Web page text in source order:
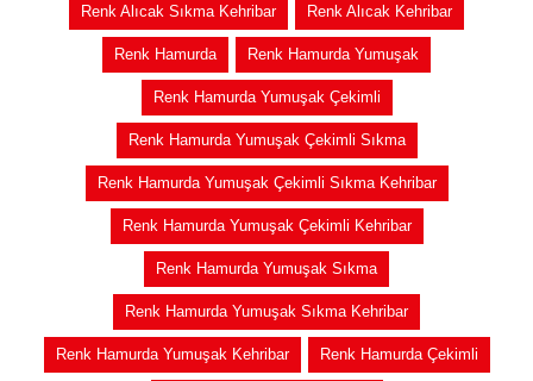
Renk Alıcak Sıkma Kehribar Renk Alıcak Kehribar
Renk Hamurda Renk Hamurda Yumuşak
Renk Hamurda Yumuşak Çekimli
Renk Hamurda Yumuşak Çekimli Sıkma
Renk Hamurda Yumuşak Çekimli Sıkma Kehribar
Renk Hamurda Yumuşak Çekimli Kehribar
Renk Hamurda Yumuşak Sıkma
Renk Hamurda Yumuşak Sıkma Kehribar
Renk Hamurda Yumuşak Kehribar Renk Hamurda Çekimli